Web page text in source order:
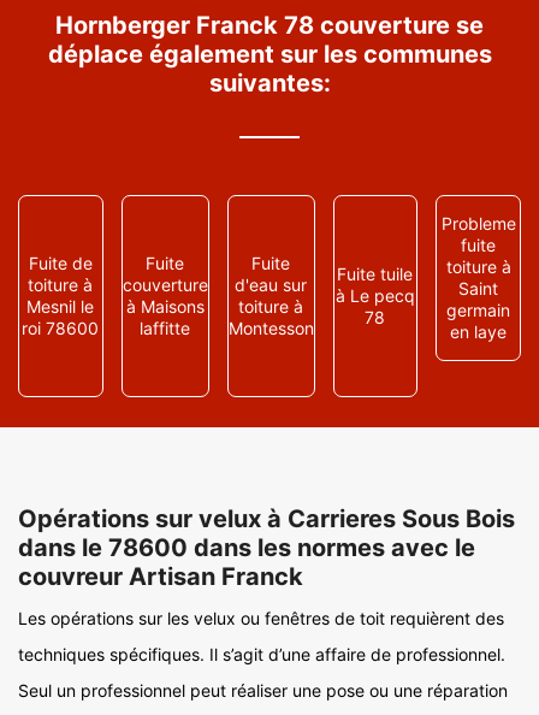
Hornberger Franck 78 couverture se
déplace également sur les communes
suivantes:
Fuite de
toiture à
Mesnil le
roi 78600
Fuite
couverture
à Maisons
laffitte
Fuite
d'eau sur
toiture à
Montesson
Fuite tuile
à Le pecq
78
Probleme
fuite
toiture à
Saint
germain
en laye
Opérations sur velux à Carrieres Sous Bois
dans le 78600 dans les normes avec le
couvreur Artisan Franck
Les opérations sur les velux ou fenêtres de toit requièrent des
techniques spécifiques. Il s’agit d’une affaire de professionnel.
Seul un professionnel peut réaliser une pose ou une réparation